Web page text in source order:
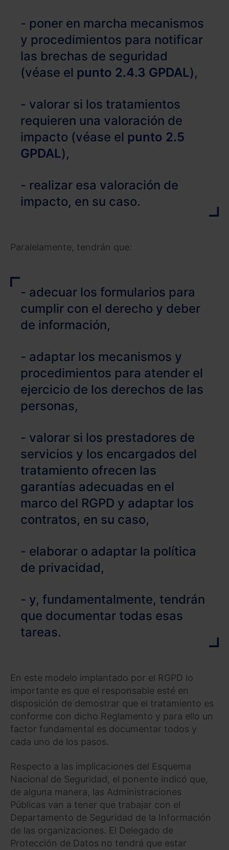
- poner en marcha mecanismos
y procedimientos para notificar
las brechas de seguridad
(véase el punto 2.4.3 GPDAL),
- valorar si los tratamientos
requieren una valoración de
impacto (véase el punto 2.5
GPDAL),
- realizar esa valoración de
impacto, en su caso.
Paralelamente, tendrán que:
- adecuar los formularios para
cumplir con el derecho y deber
de información,
- adaptar los mecanismos y
procedimientos para atender el
ejercicio de los derechos de las
personas,
- valorar si los prestadores de
servicios y los encargados del
tratamiento ofrecen las
garantías adecuadas en el
marco del RGPD y adaptar los
contratos, en su caso,
- elaborar o adaptar la política
de privacidad,
- y, fundamentalmente, tendrán
que documentar todas esas
tareas.
En este modelo implantado por el RGPD lo
importante es que el responsable esté en
disposición de demostrar que el tratamiento es
conforme con dicho Reglamento y para ello un
factor fundamental es documentar todos y
cada uno de los pasos.
Respecto a las implicaciones del Esquema
Nacional de Seguridad, el ponente indicó que,
de alguna manera, las Administraciones
Públicas van a tener que trabajar con el
Departamento de Seguridad de la Información
de las organizaciones. El Delegado de
Protección de Datos no tendrá que estar